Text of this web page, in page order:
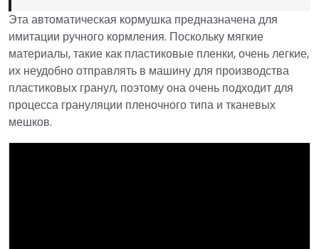
Эта автоматическая кормушка предназначена для
имитации ручного кормления. Поскольку мягкие
материалы, такие как пластиковые пленки, очень легкие,
их неудобно отправлять в машину для производства
пластиковых гранул, поэтому она очень подходит для
процесса грануляции пленочного типа и тканевых
мешков.